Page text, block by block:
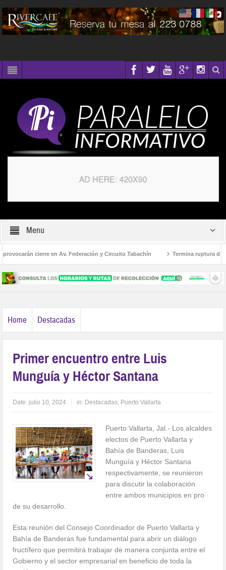
Menu
cierre en Av. Federación y Circuito Tabachín Termina ruptura
a Karely Ruiz
Home Destacadas
Primer encuentro entre Luis
Munguía y Héctor Santana
Date: julio 10, 2024 in: Destacadas, Puerto Vallarta
Puerto Vallarta, Jal.- Los alcaldes
electos de Puerto Vallarta y
Bahía de Banderas, Luis
Munguía y Héctor Santana
respectivamente, se reunieron
para discutir la colaboración
entre ambos municipios en pro
de su desarrollo.
Esta reunión del Consejo Coordinador de Puerto Vallarta y
Bahía de Banderas fue fundamental para abrir un diálogo
fructífero que permitirá trabajar de manera conjunta entre el
Gobierno y el sector empresarial en beneficio de toda la